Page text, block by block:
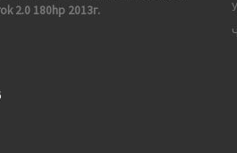
2.0 180hp 2013г.